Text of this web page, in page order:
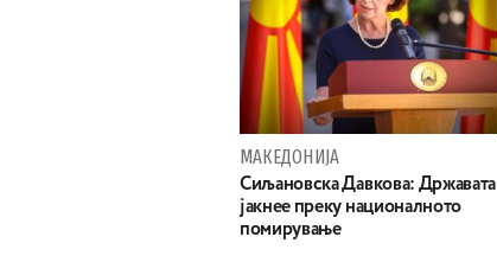
МАКЕДОНИЈА
Сиљановска Давкова: Државата
јакнее преку националното
помирување